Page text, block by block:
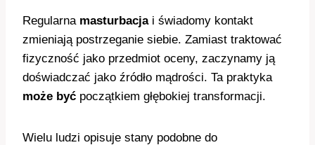
Regularna masturbacjai świadomy kontakt
zmieniają postrzeganie siebie. Zamiast traktować
fizyczność jako przedmiot oceny, zaczynamy ją
doświadczać jako źródło mądrości. Ta praktyka
może być początkiem głębokiej transformacji.
Wielu ludzi opisuje stany podobne do